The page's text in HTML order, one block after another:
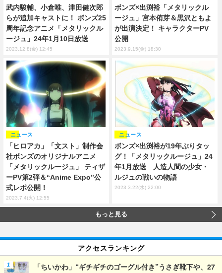
武内駿輔、小倉唯、津田健次郎
らが追加キャストに！ ボンズ25
周年記念アニメ「メタリックル
ージュ」24年1月10日放送
2023.12.8(金) 12:45
ボンズ×出渕裕「メタリックル
ージュ」宮本侑芽＆黒沢ともよ
が出演決定！ キャラクターPV
公開
2023.9.15(金) 18:30
「ヒロアカ」「文スト」制作会
社ボンズのオリジナルアニメ
「メタリックルージュ」 ティザ
ーPV第2弾＆“Anime Expo”公
式レポ公開！
ニュース
2023.7.4(火) 12:55
ボンズ×出渕裕が19年ぶりタッ
グ！「メタリックルージュ」24
年1月放送 人造人間の少女・
ルジュの戦いの物語
ニュース
2023.3.22(水) 22:00
もっと見る
アクセスランキング
「ちいかわ」“ギチギチのゴーグル付き”うさぎ靴下や、27